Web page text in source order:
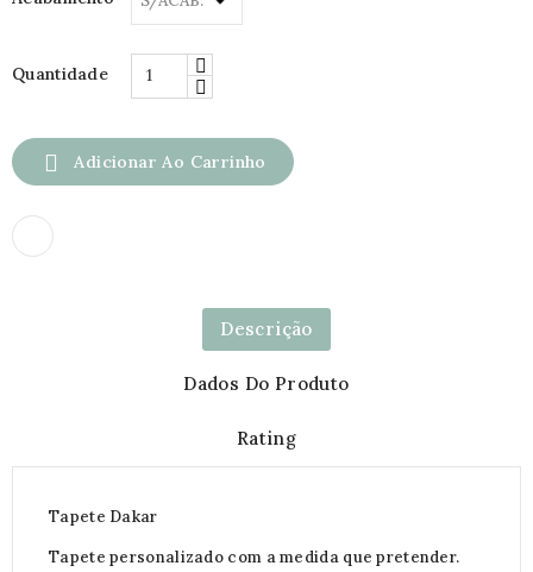
Quantidade
 Adicionar Ao Carrinho
Descrição
Dados Do Produto
Rating
Tapete Dakar
Tapete personalizado com a medida que pretender.